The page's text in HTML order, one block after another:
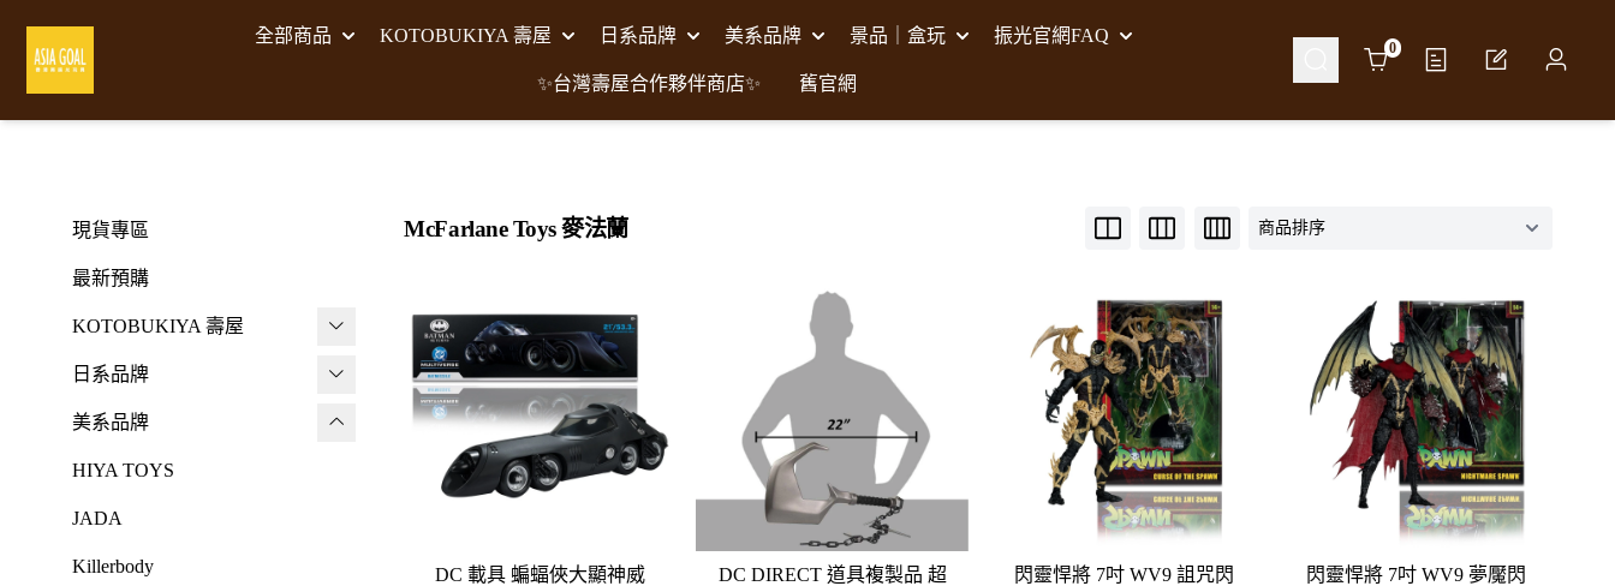
全部商品 KOTOBUKIYA 壽屋 日系品牌 美系品牌 景品｜盒玩 振光官網FAQ
✨台灣壽屋合作夥伴商店✨ 舊官網
Cart 0
現貨專區
最新預購
KOTOBUKIYA 壽屋
壽屋 組裝模型
-
壽屋 M.S.G武裝零件
- Frame Arms Girl 機甲少女
- FRAME ARMS 骨裝機兵
- 女神裝置
日系品牌
A･DIMENSION
BellFine
CAPCOM 卡普空
-
MONSTER HUNTER 魔
美系品牌
HIYA TOYS
JADA
Killerbody
McFarlane Toys 麥法蘭
DC 載具 蝙蝠俠大顯神威
DC DIRECT 道具複製品 超
閃靈悍將 7吋 WV9 詛咒閃
閃靈悍將 7吋 WV9 夢魘閃